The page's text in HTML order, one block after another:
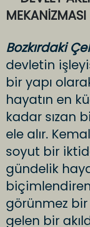
MEKANİZMASI
Bozkırdaki
devletin
bir yapı
hayatın en
kadar sızan
ele alır.
soyut bir
gündelik
görünmez bir
gelen bir